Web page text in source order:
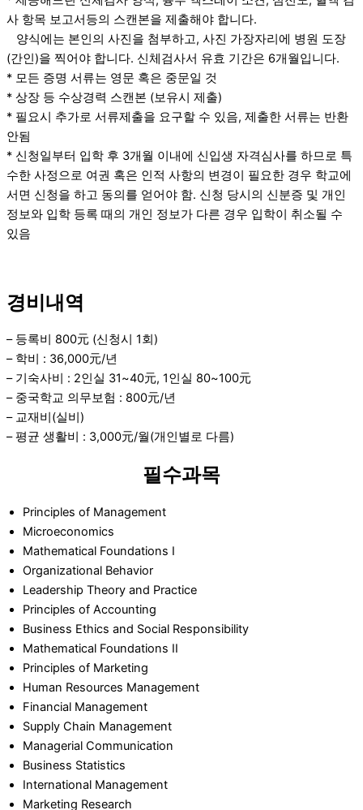
사 항목 보고서등의 스캔본을 제출해야 합니다.
양식에는 본인의 사진을 첨부하고, 사진 가장자리에 병원 도장
(간인)을 찍어야 합니다. 신체검사서 유효 기간은 6개월입니다.
* 모든 증명 서류는 영문 혹은 중문일 것
* 상장 등 수상경력 스캔본 (보유시 제출)
* 필요시 추가로 서류제출을 요구할 수 있음, 제출한 서류는 반환
안됨
* 신청일부터 입학 후 3개월 이내에 신입생 자격심사를 하므로 특
수한 사정으로 여권 혹은 인적 사항의 변경이 필요한 경우 학교에
서면 신청을 하고 동의를 얻어야 함. 신청 당시의 신분증 및 개인
정보와 입학 등록 때의 개인 정보가 다른 경우 입학이 취소될 수
있음
경비내역
– 등록비 800元 (신청시 1회)
– 학비 : 36,000元/년
– 기숙사비 : 2인실 31~40元, 1인실 80~100元
– 중국학교 의무보험 : 800元/년
– 교재비(실비)
– 평균 생활비 : 3,000元/월(개인별로 다름)
필수과목
Principles of Management
Microeconomics
Mathematical Foundations I
Organizational Behavior
Leadership Theory and Practice
Principles of Accounting
Business Ethics and Social Responsibility
Mathematical Foundations II
Principles of Marketing
Human Resources Management
Financial Management
Supply Chain Management
Managerial Communication
Business Statistics
International Management
Marketing Research